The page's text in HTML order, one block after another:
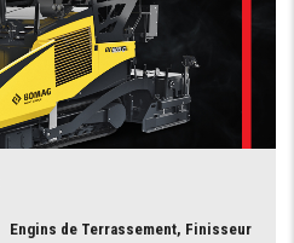
Engins de Terrassement, Finisseur